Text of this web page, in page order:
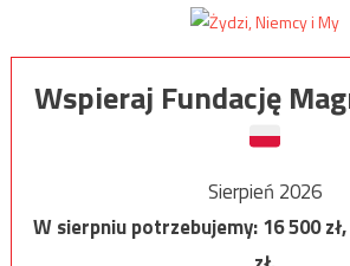
Wspieraj Fundację
Sierpień 2026
W sierpniu potrzebujemy:16 500